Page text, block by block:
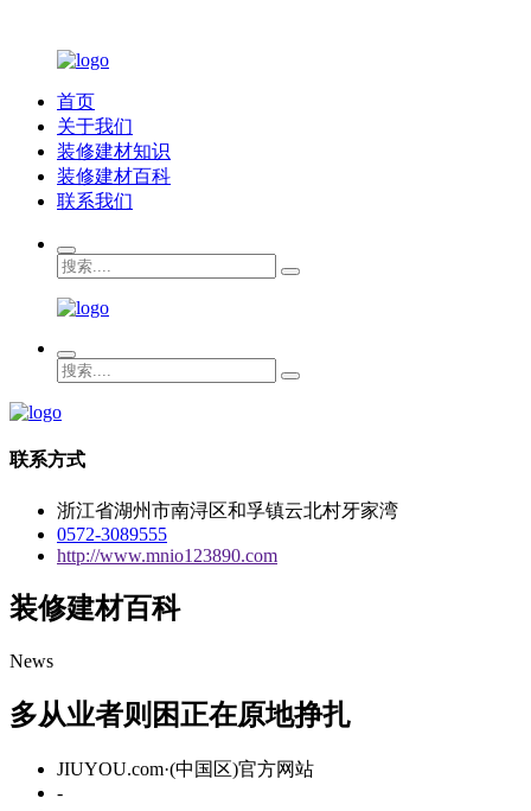
首页
关于我们
装修建材知识
装修建材百科
联系我们
联系方式
浙江省湖州市南浔区和孚镇云北村牙家湾
0572-3089555
http://www.mnio123890.com
装修建材百科
News
多从业者则困正在原地挣扎
JIUYOU.com·(中国区)官方网站
-